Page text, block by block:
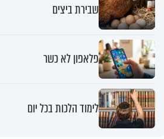
שבירת ביצים
פלאפון לא כשר
לימוד הלכות בכל יום